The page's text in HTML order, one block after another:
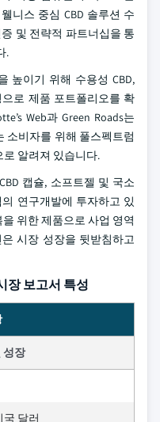
니스 중심 CBD 솔루션 수
및 전략적 파트너십을 통
.
높이기 위해 수용성 CBD,
로 제품 포트폴리오를 확
Web과 Green Roads는
소비자를 위해 풀스펙트럼
로 알려져 있습니다.
캡슐, 소프트젤 및 국소
연구개발에 투자하고 있
위한 제품으로 사업 영역
시장 성장을 뒷받침하고
장 보고서 특성
성장
국 달러